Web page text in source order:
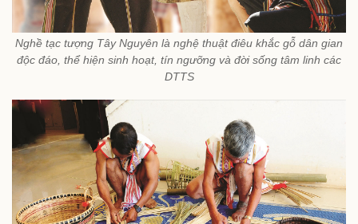
Nghề tạc tượng Tây Nguyên là nghệ thuật điêu khắc gỗ dân gian
độc đáo, thể hiện sinh hoạt, tín ngưỡng và đời sống tâm linh các
DTTS